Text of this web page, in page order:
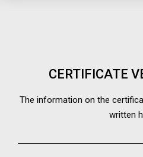
CERTIFICATE
The information on the
written